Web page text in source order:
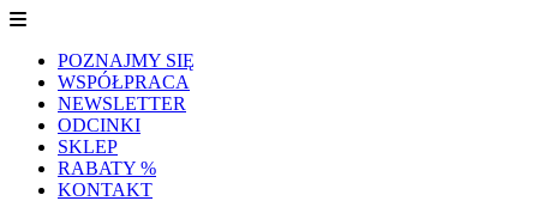
POZNAJMY SIĘ
WSPÓŁPRACA
NEWSLETTER
ODCINKI
SKLEP
RABATY %
KONTAKT